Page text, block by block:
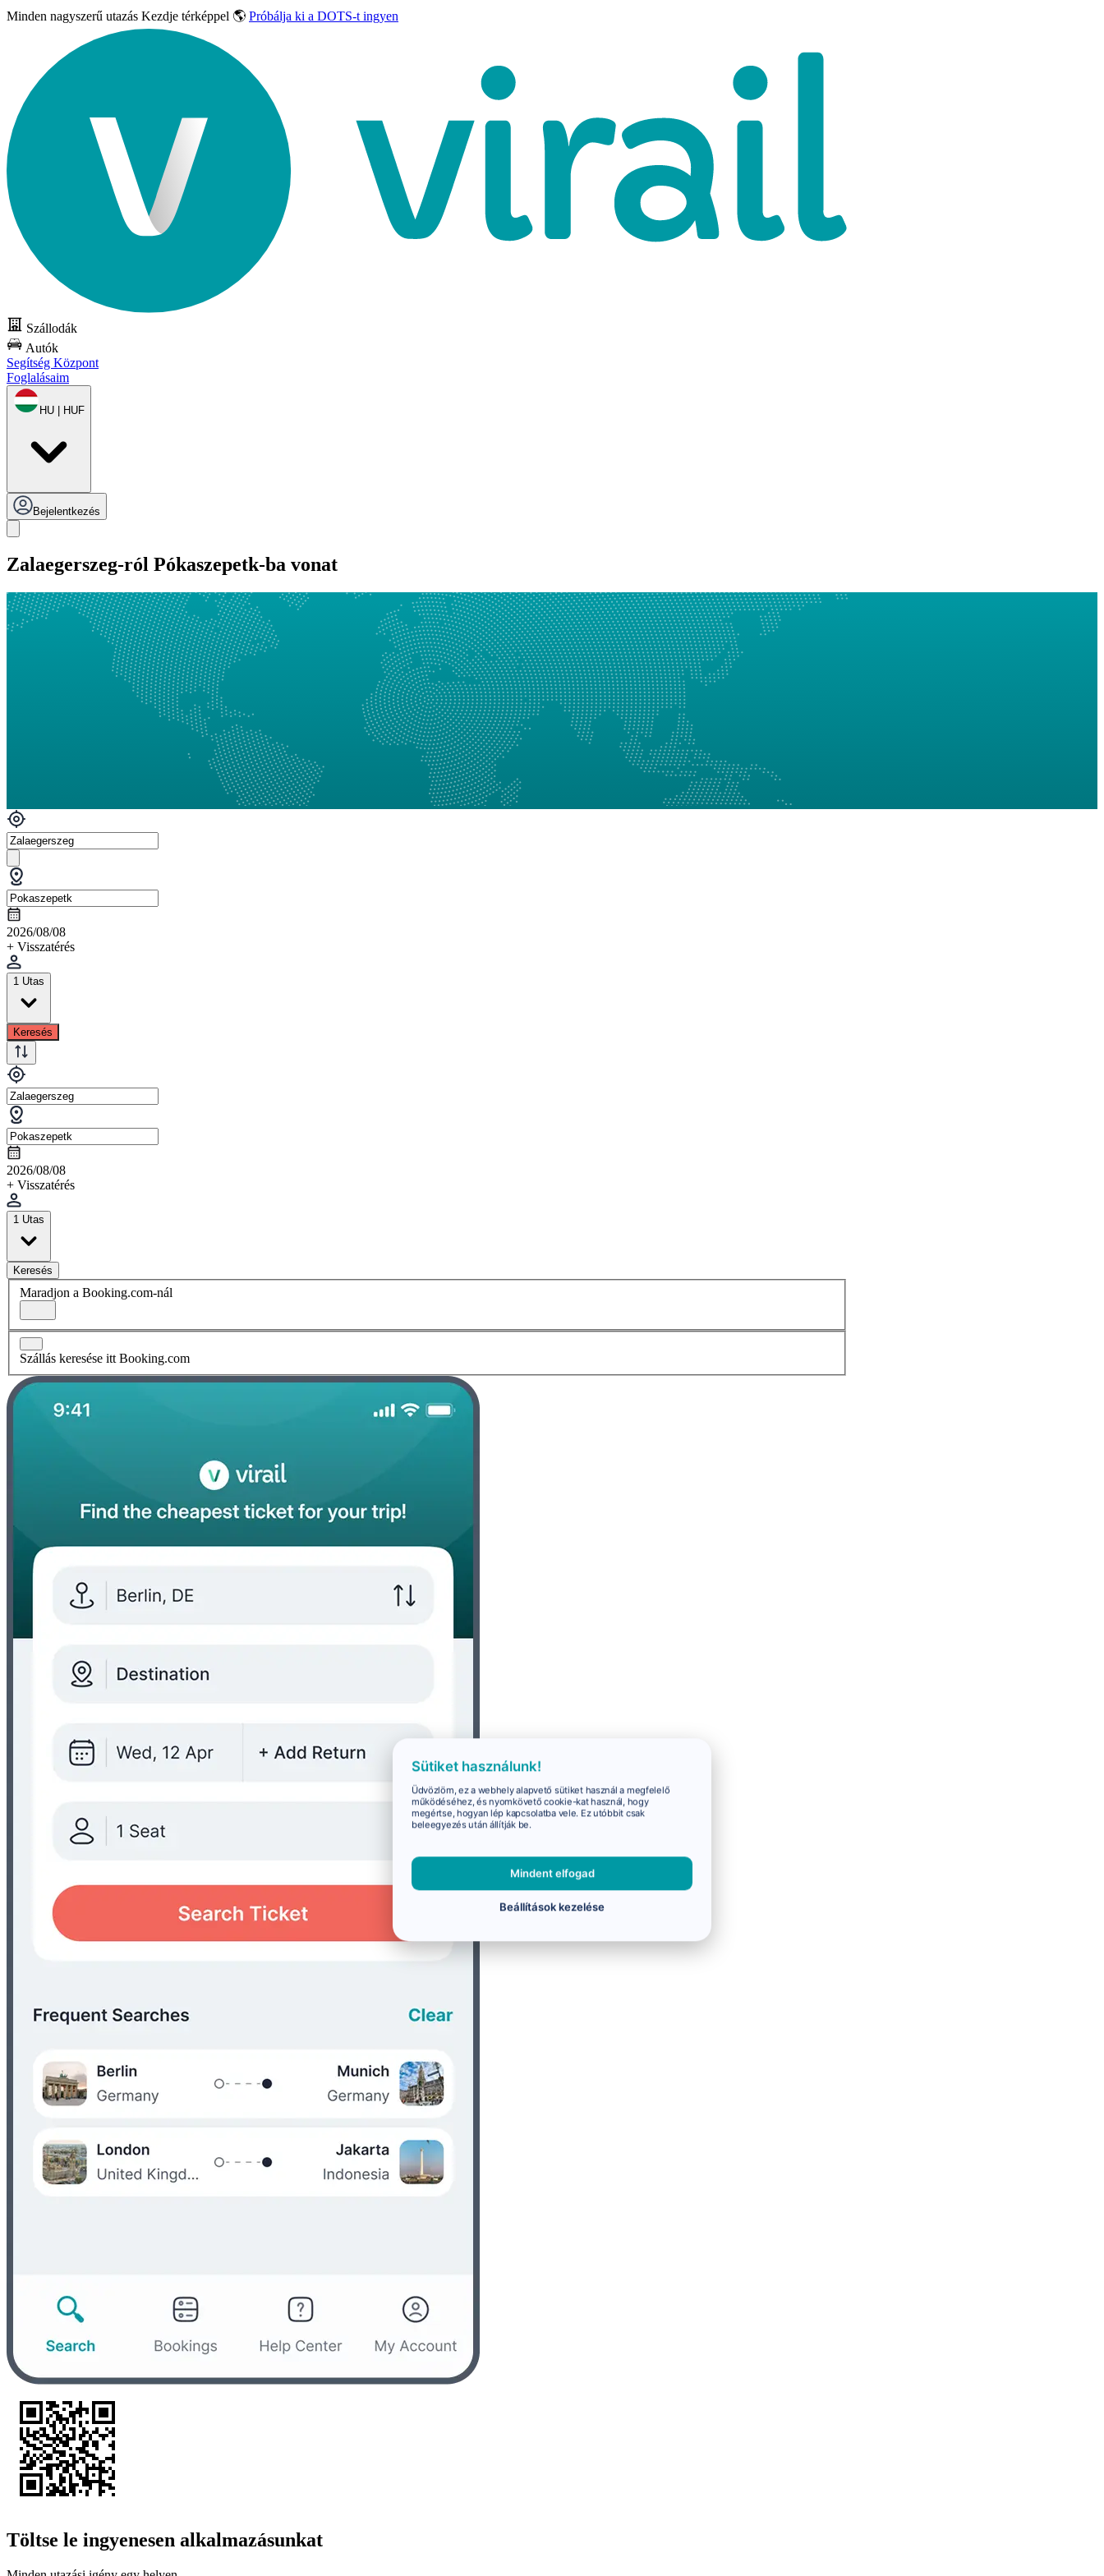
Minden nagyszerű utazás Kezdje térképpel 🌎 Próbálja ki a DOTS-t ingyen
Szállodák
Autók
Segítség Központ
Foglalásaim
HU | HUF
Bejelentkezés
Zalaegerszeg-ról Pókaszepetk-ba vonat
2026/08/08
+ Visszatérés
1 Utas
Keresés
2026/08/08
+ Visszatérés
1 Utas
Keresés
Maradjon a Booking.com-nál
Szállás keresése itt Booking.com
Töltse le ingyenesen alkalmazásunkat
Sütiket használunk!
Üdvözlöm, ez a webhely alapvető sütiket használ a megfelelő
működéséhez, és nyomkövető cookie-kat használ, hogy
megértse, hogyan lép kapcsolatba vele. Ez utóbbit csak
beleegyezés után állítják be.
Mindent elfogad
Beállítások kezelése